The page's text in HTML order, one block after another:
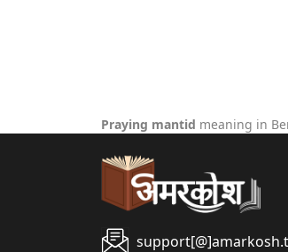
Praying mantid meaning in